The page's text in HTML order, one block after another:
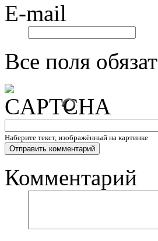
E-mail
Все поля
Наберите текст, изображённый на картинке
Комментарий